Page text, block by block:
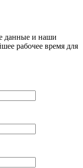
данные и наши
рабочее время для